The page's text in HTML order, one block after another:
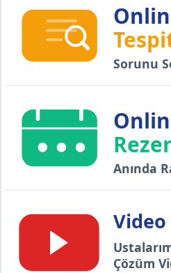
Sorunu
Anında
Çözüm